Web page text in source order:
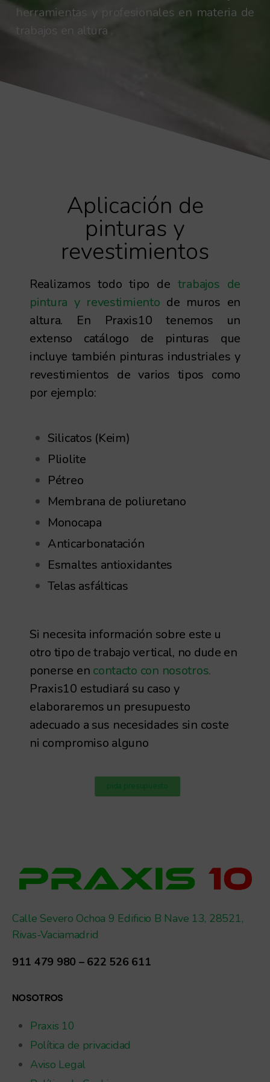
herramientas y profesionales en materia de
trabajos en altura .
Aplicación de
pinturas y
revestimientos
Realizamos todo tipo de trabajos de
pintura y revestimiento de muros en
altura. En Praxis10 tenemos un
extenso catálogo de pinturas que
incluye también pinturas industriales y
revestimientos de varios tipos como
por ejemplo:
Silicatos (Keim)
Pliolite
Pétreo
Membrana de poliuretano
Monocapa
Anticarbonatación
Esmaltes antioxidantes
Telas asfálticas
Si necesita información sobre este u
otro tipo de trabajo vertical, no dude en
ponerse en contacto con nosotros.
Praxis10 estudiará su caso y
elaboraremos un presupuesto
adecuado a sus necesidades sin coste
ni compromiso alguno
pida presupuesto
Calle Severo Ochoa 9 Edificio B Nave 13, 28521,
Rivas-Vaciamadrid
911 479 980 – 622 526 611
NOSOTROS
Praxis 10
Política de privacidad
Aviso Legal